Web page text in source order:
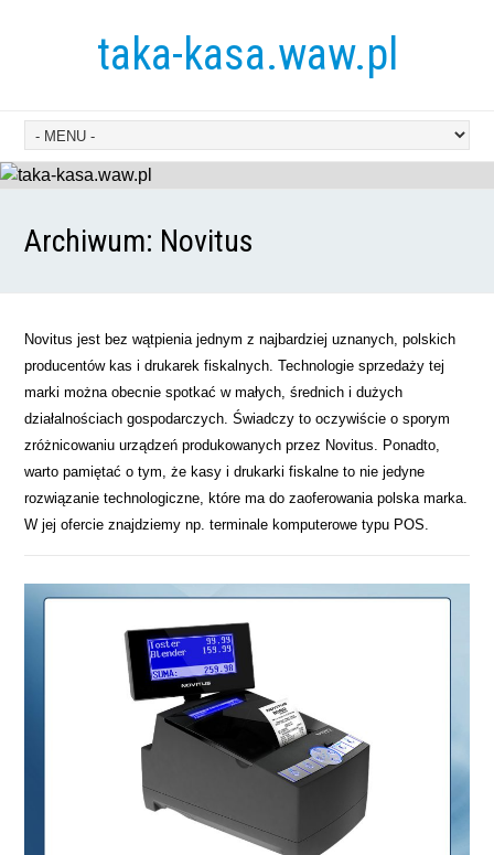
taka-kasa.waw.pl
Archiwum: Novitus
Novitus jest bez wątpienia jednym z najbardziej uznanych, polskich
producentów kas i drukarek fiskalnych. Technologie sprzedaży tej
marki można obecnie spotkać w małych, średnich i dużych
działalnościach gospodarczych. Świadczy to oczywiście o sporym
zróżnicowaniu urządzeń produkowanych przez Novitus. Ponadto,
warto pamiętać o tym, że kasy i drukarki fiskalne to nie jedyne
rozwiązanie technologiczne, które ma do zaoferowania polska marka.
W jej ofercie znajdziemy np. terminale komputerowe typu POS.